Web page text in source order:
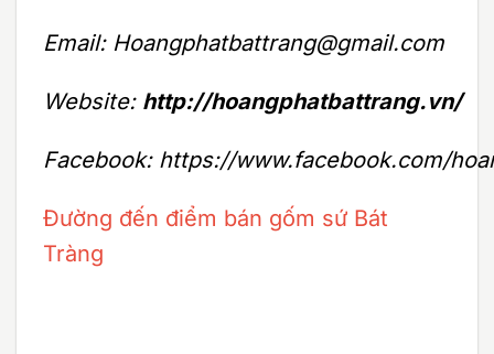
Email: Hoangphatbattrang@gmail.com
Website: http://hoangphatbattrang.vn/
Facebook: https://www.facebook.com/
Đường đến điểm bán gốm sứ Bát
Tràng